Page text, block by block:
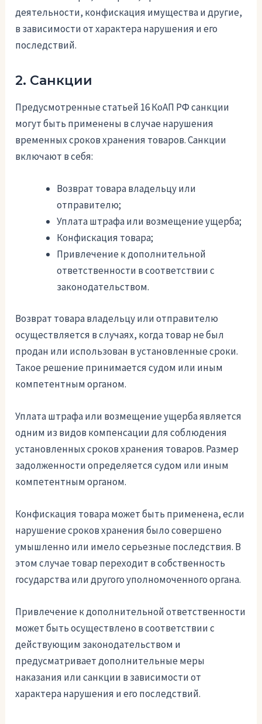
деятельности, конфискация имущества и другие,
в зависимости от характера нарушения и его
последствий.
2. Санкции
Предусмотренные статьей 16 КоАП РФ санкции
могут быть применены в случае нарушения
временных сроков хранения товаров. Санкции
включают в себя:
Возврат товара владельцу или
отправителю;
Уплата штрафа или возмещение ущерба;
Конфискация товара;
Привлечение к дополнительной
ответственности в соответствии с
законодательством.
Возврат товара владельцу или отправителю
осуществляется в случаях, когда товар не был
продан или использован в установленные сроки.
Такое решение принимается судом или иным
компетентным органом.
Уплата штрафа или возмещение ущерба является
одним из видов компенсации для соблюдения
установленных сроков хранения товаров. Размер
задолженности определяется судом или иным
компетентным органом.
Конфискация товара может быть применена, если
нарушение сроков хранения было совершено
умышленно или имело серьезные последствия. В
этом случае товар переходит в собственность
государства или другого уполномоченного органа.
Привлечение к дополнительной ответственности
может быть осуществлено в соответствии с
действующим законодательством и
предусматривает дополнительные меры
наказания или санкции в зависимости от
характера нарушения и его последствий.